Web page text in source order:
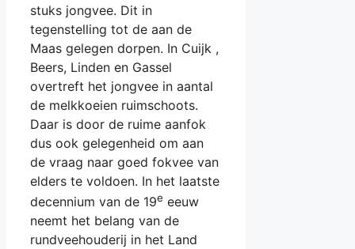
stuks jongvee. Dit in
tegenstelling tot de aan de
Maas gelegen dorpen. In Cuijk ,
Beers, Linden en Gassel
overtreft het jongvee in aantal
de melkkoeien ruimschoots.
Daar is door de ruime aanfok
dus ook gelegenheid om aan
de vraag naar goed fokvee van
elders te voldoen. In het laatste
decennium van de 19e eeuw
neemt het belang van de
rundveehouderij in het Land